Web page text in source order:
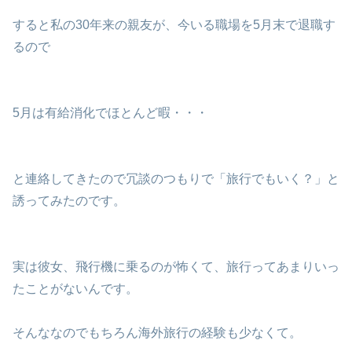
すると私の30年来の親友が、今いる職場を5月末で退職す
るので
5月は有給消化でほとんど暇・・・
と連絡してきたので冗談のつもりで「旅行でもいく？」と
誘ってみたのです。
実は彼女、飛行機に乗るのが怖くて、旅行ってあまりいっ
たことがないんです。
そんななのでもちろん海外旅行の経験も少なくて。